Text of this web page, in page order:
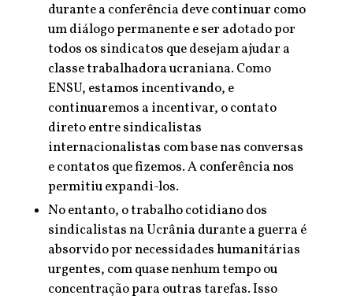
durante a conferência deve continuar como
um diálogo permanente e ser adotado por
todos os sindicatos que desejam ajudar a
classe trabalhadora ucraniana. Como
ENSU, estamos incentivando, e
continuaremos a incentivar, o contato
direto entre sindicalistas
internacionalistas com base nas conversas
e contatos que fizemos. A conferência nos
permitiu expandi-los.
No entanto, o trabalho cotidiano dos
sindicalistas na Ucrânia durante a guerra é
absorvido por necessidades humanitárias
urgentes, com quase nenhum tempo ou
concentração para outras tarefas. Isso